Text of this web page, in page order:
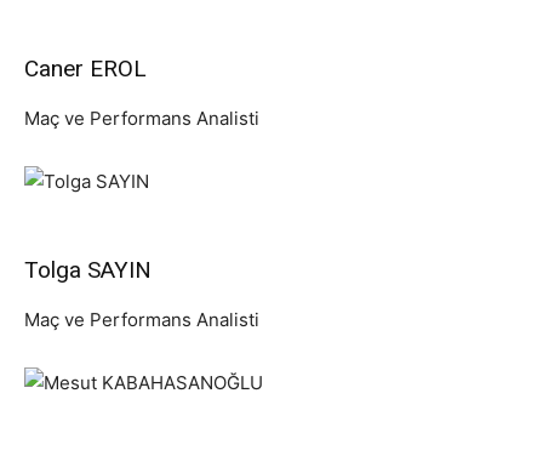
Caner EROL
Maç ve Performans Analisti
Tolga SAYIN
Maç ve Performans Analisti